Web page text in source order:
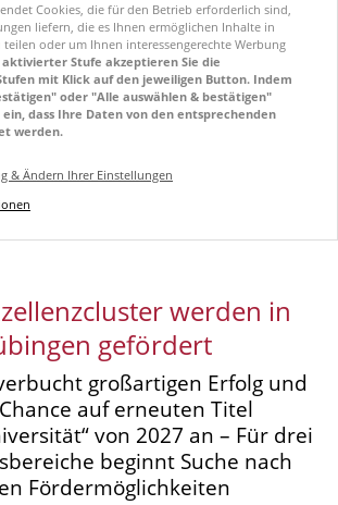
Cookies, die für den Betrieb erforderlich sind,
liefern, die es Ihnen ermöglichen Inhalte in
teilen oder um Ihnen interessengerechte Werbung
aktivierter Stufe akzeptieren Sie die
mit Klick auf den jeweiligen Button. Indem
oder "Alle auswählen & bestätigen"
dass Ihre Daten von den entsprechenden
werden.
& Ändern Ihrer Einstellungen
werden in
gefördert
großartigen Erfolg und
auf erneuten Titel
von 2027 an – Für drei
beginnt Suche nach
Fördermöglichkeiten